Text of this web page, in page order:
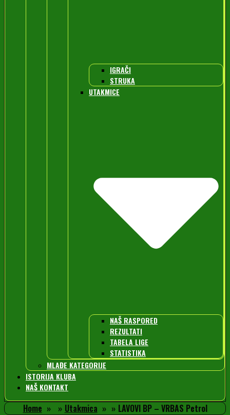
IGRAČI
STRUKA
UTAKMICE
NAŠ RASPORED
REZULTATI
TABELA LIGE
STATISTIKA
MLAĐE KATEGORIJE
ISTORIJA KLUBA
NAŠ KONTAKT
Home Utakmica LAVOVI BP – VRBAS Petrol